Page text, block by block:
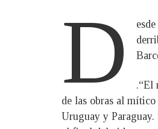
D .“El
de las obras al
Uruguay y Paraguay.